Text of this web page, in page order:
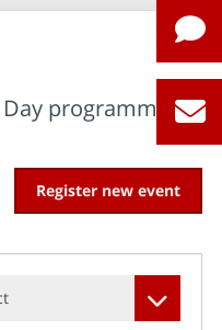
programme of
Register new event